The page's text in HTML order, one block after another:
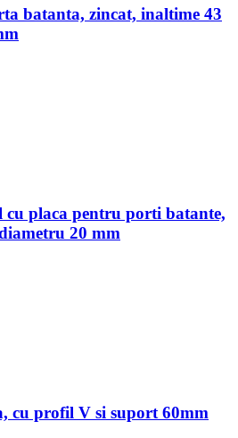
batanta, zincat, inaltime 43
placa pentru porti batante,
20 mm
cu profil V si suport 60mm